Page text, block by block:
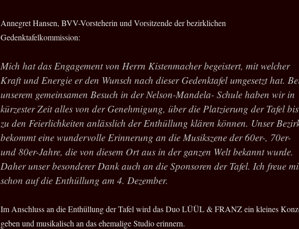
Annegret Hansen, BVV-Vorsteherin und Vorsitzende der bezirklichen
Gedenktafelkommission:
Mich hat das Engagement von Herrn Kistenmacher begeistert, mit welcher
Kraft und Energie er den Wunsch nach dieser Gedenktafel umgesetzt hat.
unserem gemeinsamen Besuch in der Nelson-Mandela- Schule haben wir in
kürzester Zeit alles von der Genehmigung, über die Platzierung der Tafel bis
zu den Feierlichkeiten anlässlich der Enthüllung klären können. Unser
bekommt eine wundervolle Erinnerung an die Musikszene der 60er-, 70er-
und 80er-Jahre, die von diesem Ort aus in der ganzen Welt bekannt wurde.
Daher unser besonderer Dank auch an die Sponsoren der Tafel. Ich freue
schon auf die Enthüllung am 4. Dezember.
Im Anschluss an die Enthüllung der Tafel wird das DuoLÜÜL&FRANZein kleines
geben und musikalisch an das ehemalige Studio erinnern.